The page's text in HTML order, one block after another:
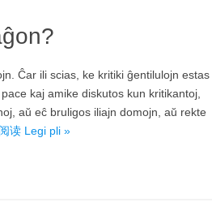
Ĉar ili scias, ke kritiki ĝentilulojn estas
kaj amike diskutos kun kritikantoj,
aŭ eĉ bruligos iliajn domojn, aŭ rekte
读 Legi pli »